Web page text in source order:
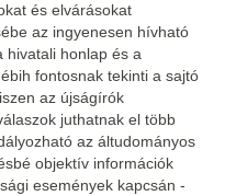
és elvárásokat
az ingyenesen hívható
hivatali honlap és a
fontosnak tekinti a sajtó
az újságírók
juthatnak el több
az áltudományos
objektív információk
események kapcsán -